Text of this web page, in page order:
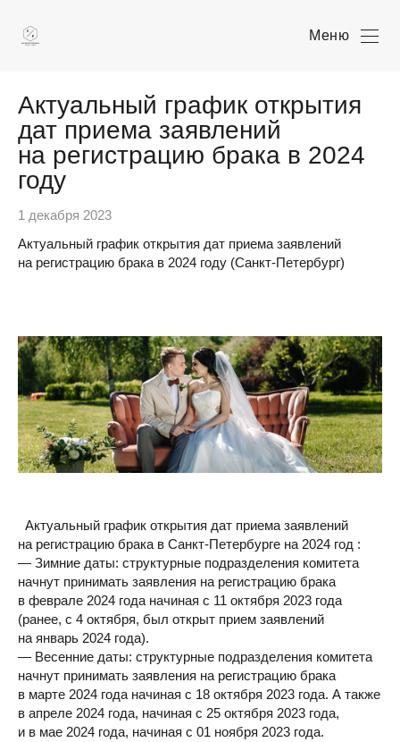
Меню
Актуальный график открытия
дат приема заявлений
на регистрацию брака в 2024
году
1 декабря 2023
Актуальный график открытия дат приема заявлений
на регистрацию брака в 2024 году (Санкт-Петербург)
Актуальный график открытия дат приема заявлений
на регистрацию брака в Санкт-Петербурге на 2024 год :
— Зимние даты: структурные подразделения комитета
начнут принимать заявления на регистрацию брака
в феврале 2024 года начиная с 11 октября 2023 года
(ранее, с 4 октября, был открыт прием заявлений
на январь 2024 года).
— Весенние даты: структурные подразделения комитета
начнут принимать заявления на регистрацию брака
в марте 2024 года начиная с 18 октября 2023 года. А также
в апреле 2024 года, начиная с 25 октября 2023 года,
и в мае 2024 года, начиная с 01 ноября 2023 года.